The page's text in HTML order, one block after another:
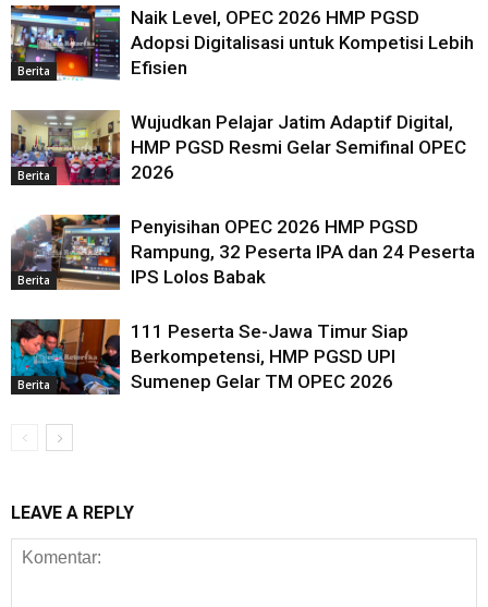
Berita
Naik Level, OPEC 2026 HMP PGSD
Adopsi Digitalisasi untuk Kompetisi Lebih
Efisien
Berita
Wujudkan Pelajar Jatim Adaptif Digital,
HMP PGSD Resmi Gelar Semifinal OPEC
2026
Berita
Penyisihan OPEC 2026 HMP PGSD
Rampung, 32 Peserta IPA dan 24 Peserta
IPS Lolos Babak
Berita
111 Peserta Se-Jawa Timur Siap
Berkompetensi, HMP PGSD UPI
Sumenep Gelar TM OPEC 2026
LEAVE A REPLY